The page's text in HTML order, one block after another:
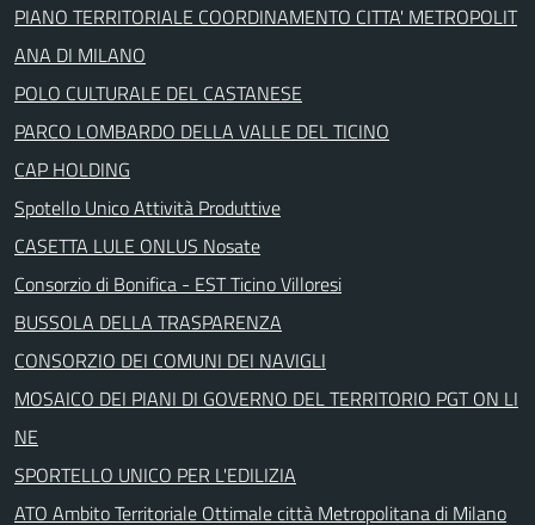
PIANO TERRITORIALE COORDINAMENTO CITTA' METROPOLIT
ANA DI MILANO
POLO CULTURALE DEL CASTANESE
PARCO LOMBARDO DELLA VALLE DEL TICINO
CAP HOLDING
Spotello Unico Attività Produttive
CASETTA LULE ONLUS Nosate
Consorzio di Bonifica - EST Ticino Villoresi
BUSSOLA DELLA TRASPARENZA
CONSORZIO DEI COMUNI DEI NAVIGLI
MOSAICO DEI PIANI DI GOVERNO DEL TERRITORIO PGT ON LI
NE
SPORTELLO UNICO PER L'EDILIZIA
ATO Ambito Territoriale Ottimale città Metropolitana di Milano